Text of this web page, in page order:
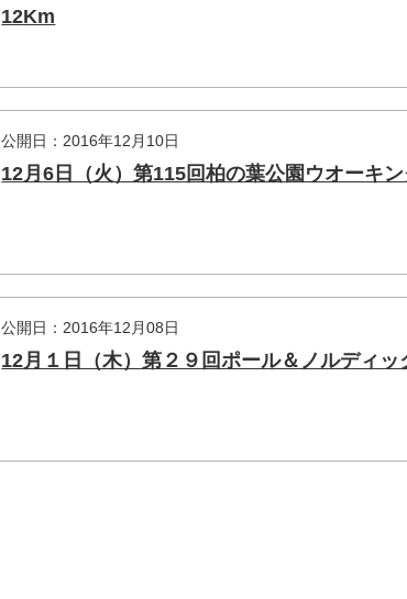
12Km
公開日：2016年12月10日
12月6日（火）第115回柏の葉公園ウオーキ
公開日：2016年12月08日
12月１日（木）第２９回ポール＆ノルディッ